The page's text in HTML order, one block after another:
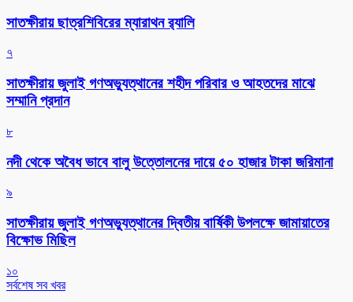
সাতক্ষীরায় ছাত্রশিবিরের ম্যারাথন র‌্যালি
৭
সাতক্ষীরায় জুলাই গণঅভ্যুত্থানের শহীদ পরিবার ও আহতদের মাঝে
সম্মানি প্রদান
৮
নদী থেকে অবৈধ ভাবে বালু উত্তোলনের দায়ে ৫০ হাজার টাকা জরিমানা
৯
সাতক্ষীরায় জুলাই গণঅভ্যুত্থানের দ্বিতীয় বার্ষিকী উপলক্ষে জামায়াতের
বিক্ষোভ মিছিল
১০
সর্বশেষ সব খবর